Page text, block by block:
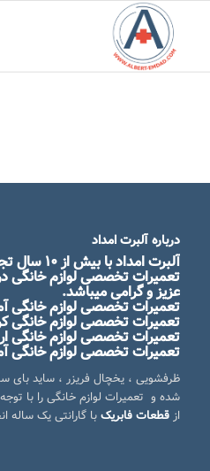
درباره آلبرت امداد
آلبرت امداد با بیش از
تعمیرات تخصصی لوازم
عزیز و گرامی میباشد.
تعمیرات تخصصی لوازم خانگی
تعمیرات تخصصی لوازم خانگی
تعمیرات تخصصی لوازم خانگی
تعمیرات تخصصی لوازم خانگی
ظرفشویی ، یخچال فریزر ، ساید بای
شده و تعمیرات لوازم خانگی را با
از قطعات فابریکبا گارانتی یک ساله